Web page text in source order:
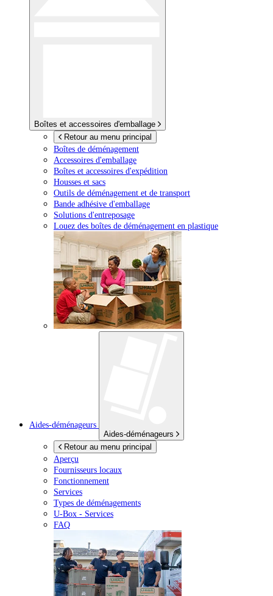
Boîtes et accessoires d'emballage
Retour au menu principal
Boîtes de déménagement
Accessoires d'emballage
Boîtes et accessoires d'expédition
Housses et sacs
Outils de déménagement et de transport
Bande adhésive d'emballage
Solutions d'entreposage
Louez des boîtes de déménagement en plastique
Aides-déménageurs
Aides-déménageurs
Retour au menu principal
Aperçu
Fournisseurs locaux
Fonctionnement
Services
Types de déménagements
U-Box - Services
FAQ